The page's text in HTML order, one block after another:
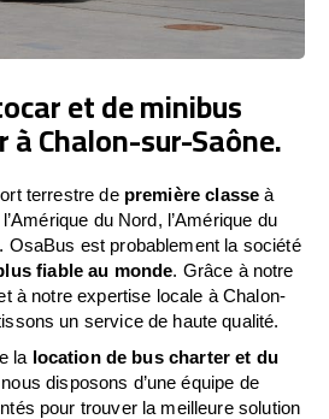
et de minibus
Chalon-sur-Saône.
terrestre de première classe à
du Nord, l’Amérique du
OsaBus est probablement la société
fiable au monde. Grâce à notre
à notre expertise locale à Chalon-
un service de haute qualité.
la location de bus charter et du
disposons d’une équipe de
pour trouver la meilleure solution